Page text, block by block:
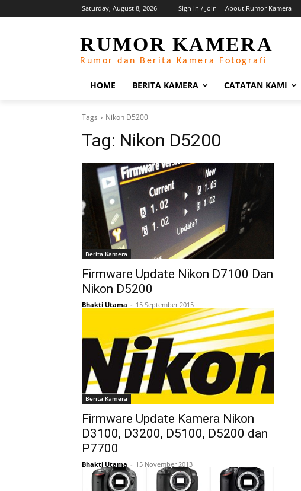
Saturday, August 8, 2026 Sign in / Join About Rumor Kamera
RUMOR KAMERA
Rumor dan Berita Kamera Fotografi
HOME BERITA KAMERA CATATAN KAMI
Tags Nikon D5200
Tag: Nikon D5200
Berita Kamera
Firmware Update Nikon D7100 Dan
Nikon D5200
Bhakti Utama - 15 September 2015
Berita Kamera
Firmware Update Kamera Nikon
D3100, D3200, D5100, D5200 dan
P7700
Bhakti Utama - 15 November 2013